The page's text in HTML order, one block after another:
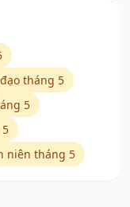
tháng 5
5
niên tháng 5